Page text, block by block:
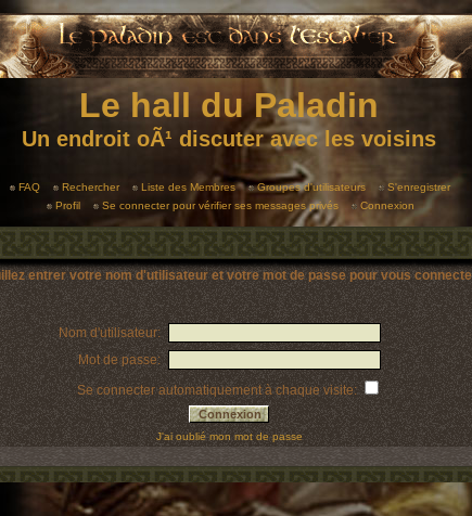
Le hall du Paladin
Un endroit oÃ¹ discuter avec les voisins
FAQ Rechercher Liste des Membres Groupes d'utilisateurs
S'enregistrer
Profil
Se connecter pour vérifier ses messages privés Connexion
entrer votre nom d'utilisateur et votre mot de passe pour vous
Nom d'utilisateur:
Mot de passe:
Se connecter automatiquement à chaque visite:
J'ai oublié mon mot de passe